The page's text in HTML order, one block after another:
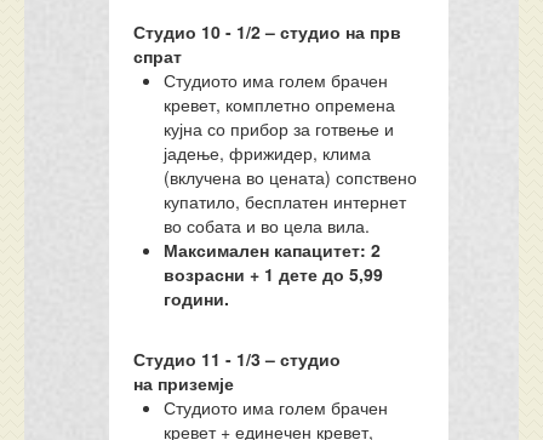
Студио 10 - 1/2–студио на прв
спрат
Студиото има голем брачен
кревет, комплетно опремена
кујна со прибор за готвење и
јадење, фрижидер, клима
(вклучена во цената) сопствено
купатило, бесплатен интернет
во собата и во цела вила.
Максимален капацитет: 2
возрасни + 1 дете до 5,99
години.
Студио 11 - 1/3 –студио
на приземје
Студиото има голем брачен
кревет + единечен кревет,